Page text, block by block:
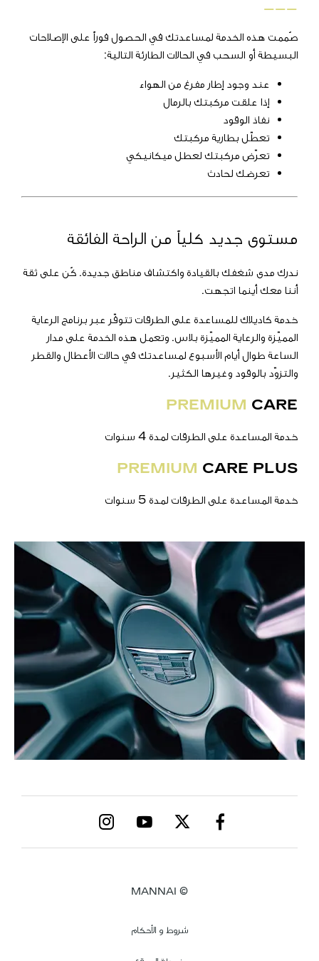
صُممت هذه الخدمة لمساعدتك في الحصول فوراً على الإصلاحات
البسيطة أو السحب في الحالات الطارئة التالية:
عند وجود إطار مفرغ من الهواء
إذا علقت مركبتك بالرمال
نفاذ الوقود
تعطّل بطارية مركبتك
تعرّض مركبتك لعطل ميكانيكي
تعرضك لحادث
مستوى جديد كلياً من الراحة الفائقة
ندرك مدى شغفك بالقيادة واكتشاف مناطق جديدة. كُن على ثقة
أننا معك أينما اتجهت.
خدمة كاديلاك للمساعدة على الطرقات تتوفّر عبر برنامج الرعاية
المميّزة والرعاية المميّزة بلاس. وتعمل هذه الخدمة على مدار
الساعة طوال أيام الأسبوع لمساعدتك في حالات الأعطال والقطر
والتزوّد بالوقود وغيرها الكثير.
PREMIUM CARE
خدمة المساعدة على الطرقات لمدة 4 سنوات
PREMIUM CARE PLUS
خدمة المساعدة على الطرقات لمدة 5 سنوات
© MANNAI
شروط و الأحكام